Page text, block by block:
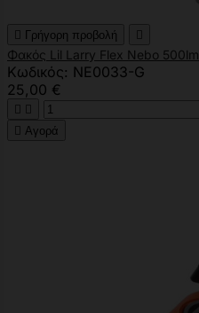
 Γρήγορη προβολή 
Φακός Lil Larry Flex Nebo 500lm
Κωδικός: NE0033-G
25,00 €
 
 Αγορά